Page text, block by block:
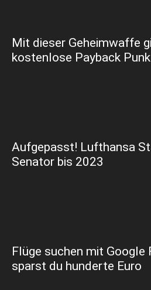
Mit dieser Geheimwaffe
kostenlose Payback
Aufgepasst! Lufthansa
Senator bis 2023
Flüge suchen mit Google
sparst du hunderte Euro